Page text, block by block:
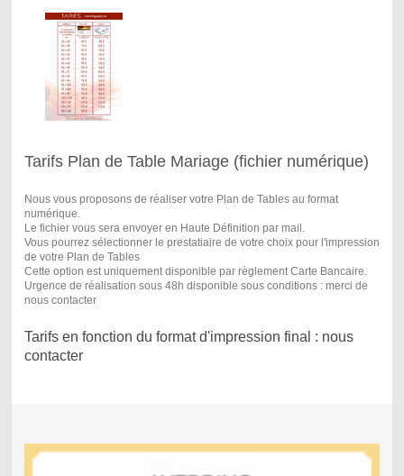
Tarifs Plan de Table Mariage (fichier numérique)
Nous vous proposons de réaliser votre Plan de Tables au format
numérique.
Le fichier vous sera envoyer en Haute Définition par mail.
Vous pourrez sélectionner le prestatiaire de votre choix pour l'impression
de votre Plan de Tables
Cette option est uniquement disponible par règlement Carte Bancaire.
Urgence de réalisation sous 48h disponible sous conditions : merci de
nous contacter
Tarifs en fonction du format d'impression final : nous
contacter